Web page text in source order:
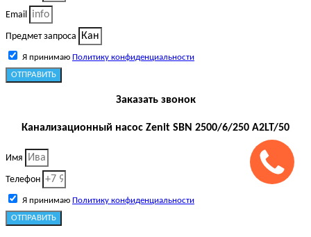
Email
Предмет запроса
Я принимаю Политику конфиденциальности
ОТПРАВИТЬ
Заказать звонок
Канализационный насос Zenit SBN 2500/6/250 A2LT/50
Имя
Телефон
Я принимаю Политику конфиденциальности
ОТПРАВИТЬ